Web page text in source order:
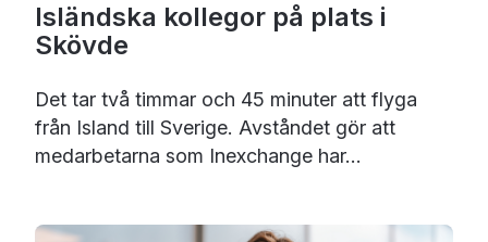
Isländska kollegor på plats i
Skövde
Det tar två timmar och 45 minuter att flyga
från Island till Sverige. Avståndet gör att
medarbetarna som Inexchange har...